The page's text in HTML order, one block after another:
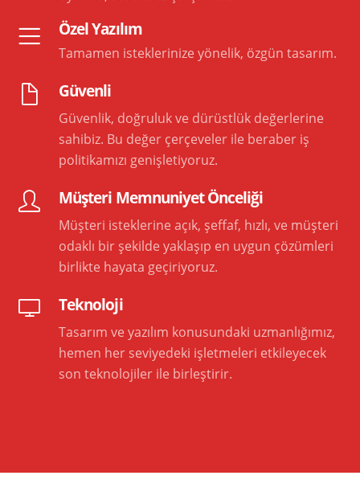
Özel Yazılım
Tamamen isteklerinize yönelik, özgün tasarım.
Güvenli
Güvenlik, doğruluk ve dürüstlük değerlerine
sahibiz. Bu değer çerçeveler ile beraber iş
politikamızı genişletiyoruz.
Müşteri Memnuniyet Önceliği
Müşteri isteklerine açık, şeffaf, hızlı, ve müşteri
odaklı bir şekilde yaklaşıp en uygun çözümleri
birlikte hayata geçiriyoruz.
Teknoloji
Tasarım ve yazılım konusundaki uzmanlığımız,
hemen her seviyedeki işletmeleri etkileyecek
son teknolojiler ile birleştirir.